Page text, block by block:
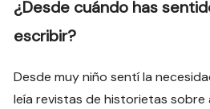
¿Desde cuándo has
escribir?
Desde muy niño sentí la
leía revistas de historietas sobre